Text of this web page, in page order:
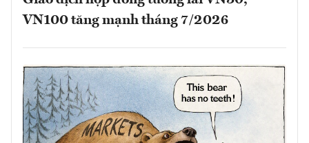
VN100 tăng mạnh tháng 7/2026